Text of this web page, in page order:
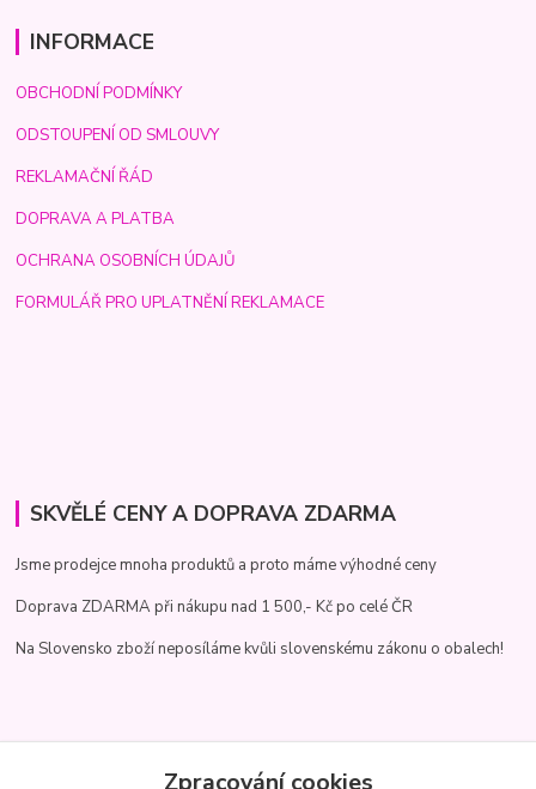
INFORMACE
OBCHODNÍ PODMÍNKY
ODSTOUPENÍ OD SMLOUVY
REKLAMAČNÍ ŘÁD
DOPRAVA A PLATBA
OCHRANA OSOBNÍCH ÚDAJŮ
FORMULÁŘ PRO UPLATNĚNÍ REKLAMACE
SKVĚLÉ CENY A DOPRAVA ZDARMA
Jsme prodejce mnoha produktů a proto máme výhodné ceny
Doprava ZDARMA při nákupu nad 1 500,- Kč po celé ČR
Na Slovensko zboží neposíláme kvůli slovenskému zákonu o obalech!
RYCHLÝ KONTAKTZpracování cookies